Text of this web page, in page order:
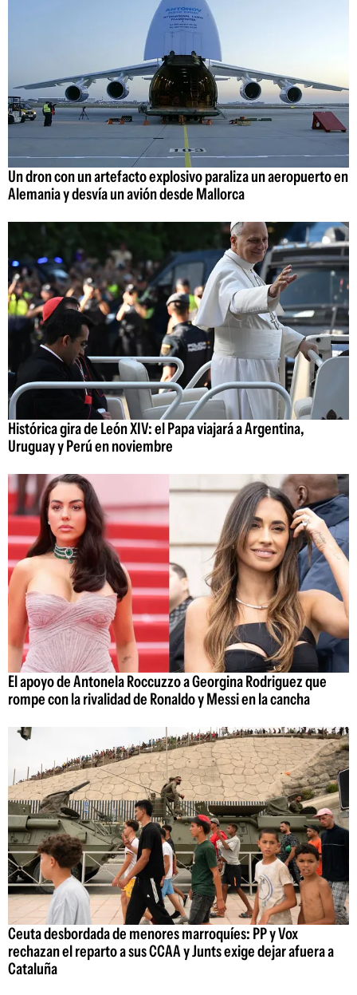
Un dron con un artefacto explosivo paraliza un aeropuerto en
Alemania y desvía un avión desde Mallorca
Histórica gira de León XIV: el Papa viajará a Argentina,
Uruguay y Perú en noviembre
El apoyo de Antonela Roccuzzo a Georgina Rodriguez que
rompe con la rivalidad de Ronaldo y Messi en la cancha
Ceuta desbordada de menores marroquíes: PP y Vox
rechazan el reparto a sus CCAA y Junts exige dejar afuera a
Cataluña